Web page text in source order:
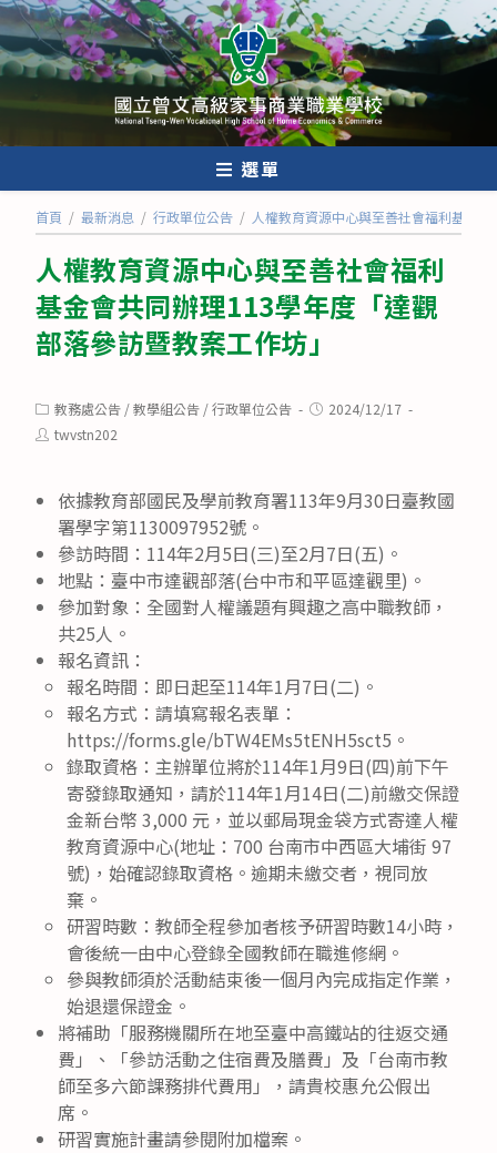
跳
轉
至
內
選單
首頁 / 最新消息 / 行政單位公告 / 人權教育資源中心與至善社會福利基金
人權教育資源中心與至善社會福利
基金會共同辦理113學年度「達觀
部落參訪暨教案工作坊」
Post
category:
教務處公告 /教學組公告 /行政單位公告
Post2024/12/17
Posttwvstn202
依據教育部國民及學前教育署113年9月30日臺教國
署學字第1130097952號。
參訪時間：114年2月5日(三)至2月7日(五)。
地點：臺中市達觀部落(台中市和平區達觀里)。
參加對象：全國對人權議題有興趣之高中職教師，
共25人。
報名資訊：
報名時間：即日起至114年1月7日(二)。
報名方式：請填寫報名表單：
https://forms.gle/bTW4EMs5tENH5sct5。
錄取資格：主辦單位將於114年1月9日(四)前下午
寄發錄取通知，請於114年1月14日(二)前繳交保證
金新台幣 3,000 元，並以郵局現金袋方式寄達人權
教育資源中心(地址：700 台南市中西區大埔街 97
號)，始確認錄取資格。逾期未繳交者，視同放
棄。
研習時數：教師全程參加者核予研習時數14小時，
會後統一由中心登錄全國教師在職進修網。
參與教師須於活動結束後一個月內完成指定作業，
始退還保證金。
將補助「服務機關所在地至臺中高鐵站的往返交通
費」、「參訪活動之住宿費及膳費」及「台南市教
師至多六節課務排代費用」，請貴校惠允公假出
席。
研習實施計畫請參閱附加檔案。